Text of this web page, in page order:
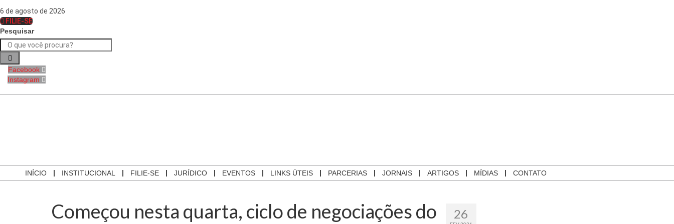
6 de agosto de 2026
FILIE-SE
Pesquisar
Facebook
Instagram
INÍCIO INSTITUCIONAL FILIE-SE JURÍDICO EVENTOS LINKS ÚTEIS PARCERIAS JORNAIS ARTIGOS MÍDIAS CONTATO
26
Começou nesta quarta, ciclo de negociações do